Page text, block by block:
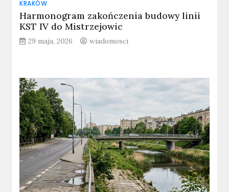
KRAKÓW
Harmonogram zakończenia budowy linii
KST IV do Mistrzejowic
29 maja, 2026 wiadomosci